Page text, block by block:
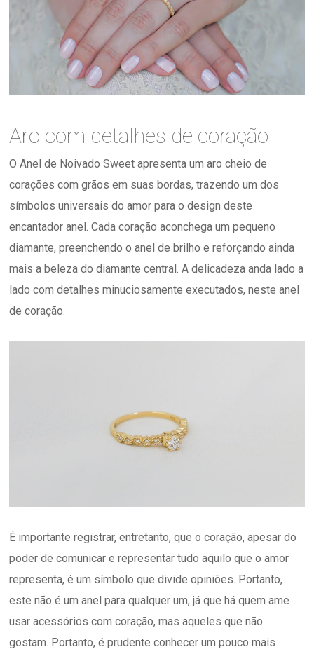
Aro com detalhes de coração
O Anel de Noivado Sweet apresenta um aro cheio de
corações com grãos em suas bordas, trazendo um dos
símbolos universais do amor para o design deste
encantador anel. Cada coração aconchega um pequeno
diamante, preenchendo o anel de brilho e reforçando ainda
mais a beleza do diamante central. A delicadeza anda lado a
lado com detalhes minuciosamente executados, neste anel
de coração.
É importante registrar, entretanto, que o coração, apesar do
poder de comunicar e representar tudo aquilo que o amor
representa, é um símbolo que divide opiniões. Portanto,
este não é um anel para qualquer um, já que há quem ame
usar acessórios com coração, mas aqueles que não
gostam. Portanto, é prudente conhecer um pouco mais